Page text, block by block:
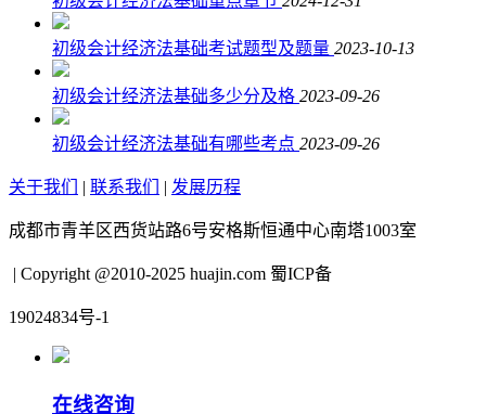
初级会计经济法基础考试题型及题量 2023-10-13
初级会计经济法基础多少分及格 2023-09-26
初级会计经济法基础有哪些考点 2023-09-26
关于我们 | 联系我们 | 发展历程
成都市青羊区西货站路6号安格斯恒通中心南塔1003室
| Copyright @2010-2025 huajin.com 蜀ICP备
19024834号-1
在线咨询